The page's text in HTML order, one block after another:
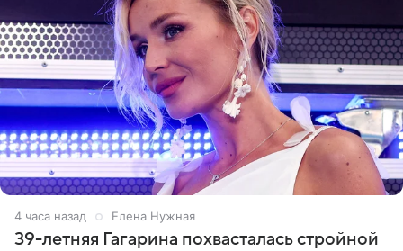
4 часа назад Елена Нужная
39-летняя Гагарина похвасталась стройной